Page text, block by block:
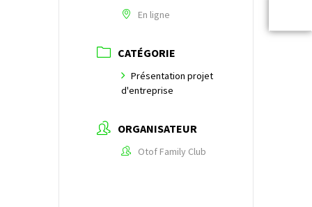
En ligne
CATÉGORIE
Présentation projet
d'entreprise
ORGANISATEUR
Otof Family Club